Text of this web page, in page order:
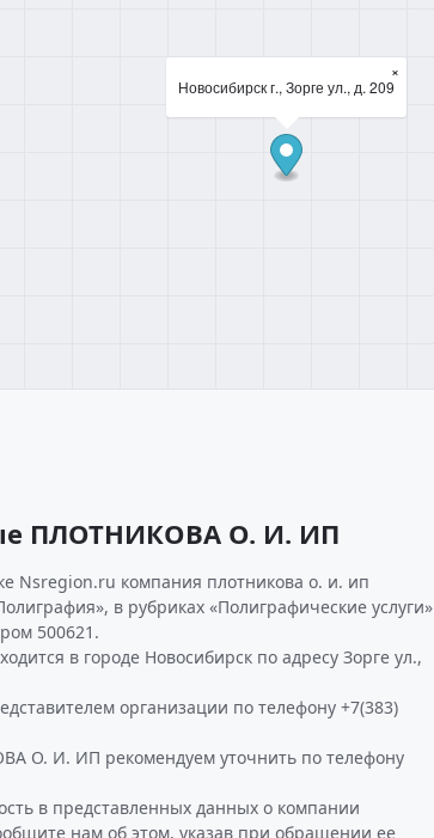
Новосибирск г., Зорге ул., д. 209
×
ПЛОТНИКОВА О. И. ИП
Nsregion.ru компания плотникова о. и. ип
в рубриках «Полиграфические услуги»
500621.
в городе Новосибирск по адресу Зорге ул.,
организации по телефону +7(383)
О. И. ИП рекомендуем уточнить по телефону
в представленных данных о компании
нам об этом, указав при обращении ее